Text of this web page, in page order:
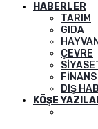
HABERLER
TARIM
GIDA
ÇEVRE
FINANS
DIŞ
KÖŞE